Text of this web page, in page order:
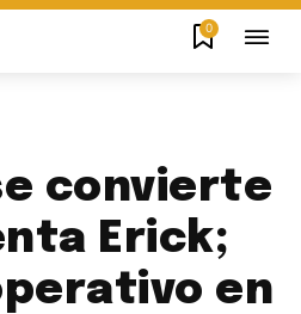
0
convierte
Erick;
en